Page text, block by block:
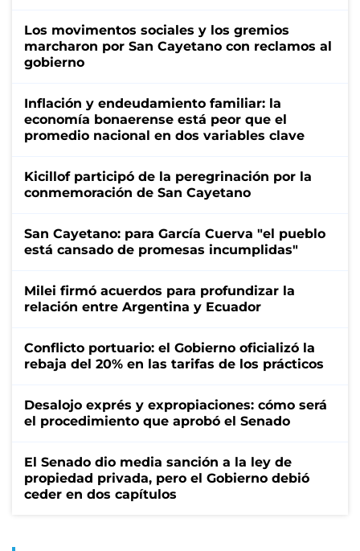
Los movimentos sociales y los gremios
marcharon por San Cayetano con reclamos al
gobierno
Inflación y endeudamiento familiar: la
economía bonaerense está peor que el
promedio nacional en dos variables clave
Kicillof participó de la peregrinación por la
conmemoración de San Cayetano
San Cayetano: para García Cuerva "el pueblo
está cansado de promesas incumplidas"
Milei firmó acuerdos para profundizar la
relación entre Argentina y Ecuador
Conflicto portuario: el Gobierno oficializó la
rebaja del 20% en las tarifas de los prácticos
Desalojo exprés y expropiaciones: cómo será
el procedimiento que aprobó el Senado
El Senado dio media sanción a la ley de
propiedad privada, pero el Gobierno debió
ceder en dos capítulos